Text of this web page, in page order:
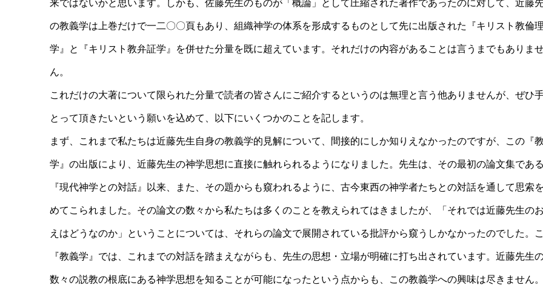
来ではないかと思います。しかも、佐藤先生のものが「概論」として圧縮された著作であったのに対して、近藤
の教義学は上巻だけで一二〇〇頁もあり、組織神学の体系を形成するものとして先に出版された『キリスト教倫
学』と『キリスト教弁証学』を併せた分量を既に超えています。それだけの内容があることは言うまでもありま
ん。
これだけの大著について限られた分量で読者の皆さんにご紹介するというのは無理と言う他ありませんが、ぜひ
とって頂きたいという願いを込めて、以下にいくつかのことを記します。
まず、これまで私たちは近藤先生自身の教義学的見解について、間接的にしか知りえなかったのですが、この『
学』の出版により、近藤先生の神学思想に直接に触れられるようになりました。先生は、その最初の論文集であ
『現代神学との対話』以来、また、その題からも窺われるように、古今東西の神学者たちとの対話を通して思索
めてこられました。その論文の数々から私たちは多くのことを教えられてはきましたが、「それでは近藤先生の
えはどうなのか」ということについては、それらの論文で展開されている批評から窺うしかなかったのでした。
『教義学』では、これまでの対話を踏まえながらも、先生の思想・立場が明確に打ち出されています。近藤先生
数々の説教の根底にある神学思想を知ることが可能になったという点からも、この教義学への興味は尽きません